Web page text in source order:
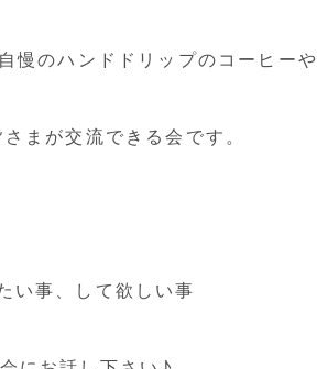
慢のハンドドリップのコーヒーや
まが交流できる会です。
い事、して欲しい事